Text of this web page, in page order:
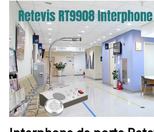
LONGUE PORTÉE SYSTÈME LONG
RESTAURANT HÔPITAL
FM AM RADIO RADIO DE POCHE
ENCEINTE BLUETOOTH ÉTANCHE